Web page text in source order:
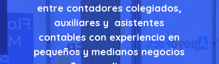
entre contadores colegiados,
auxiliares y asistentes
contables con experiencia en
pequeños y medianos negocios